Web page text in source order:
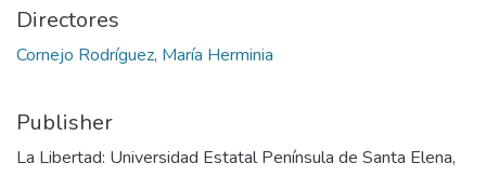
Directores
Cornejo Rodríguez, María Herminia
Publisher
La Libertad: Universidad Estatal Península de Santa Elena,